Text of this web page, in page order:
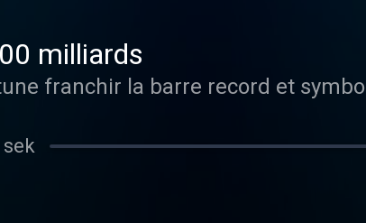
milliards
franchir la barre record et
sek